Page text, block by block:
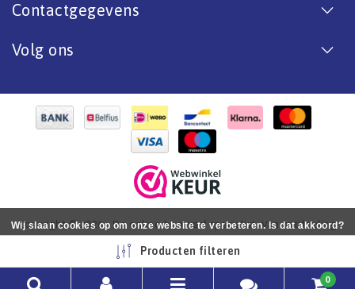
Contactgegevens
Volg ons
Copyright © 2026 - De online bootverf specialist. Van antifouling
tot aflak. - All rights reserved - RealizationInStijl Media
Producten filteren
0
Wij slaan cookies op om onze website te verbeteren. Is dat akkoord?
Nee Meer over cookies »